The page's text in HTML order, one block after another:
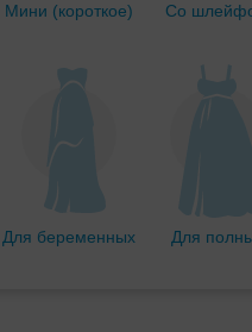
Мини (короткое) Со
Для беременных Для